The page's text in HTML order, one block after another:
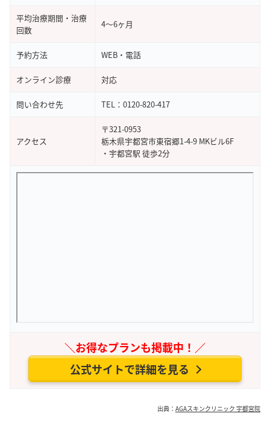
平均治療期間・治療
回数
4～6ヶ月
予約方法 WEB・電話
オンライン診療 対応
問い合わせ先 TEL：0120-820-417
アクセス
〒321-0953
栃木県宇都宮市東宿郷1-4-9 MKビル6F
・宇都宮駅 徒歩2分
＼お得なプランも掲載中！／
公式サイトで詳細を見る
出典： AGAスキンクリニック 宇都宮院